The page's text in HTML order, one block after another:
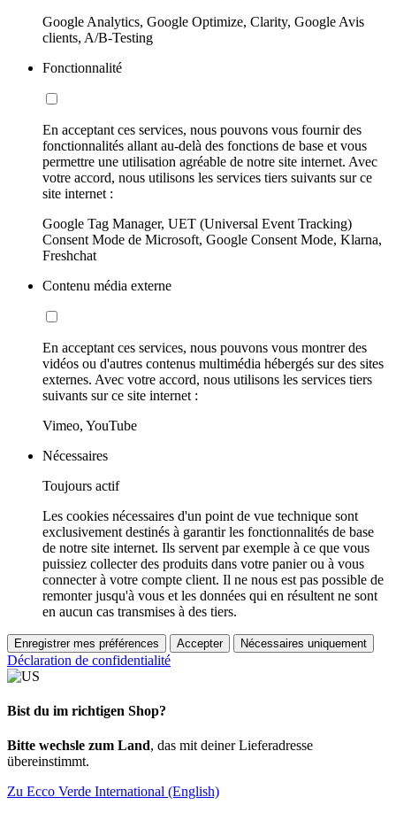
Google Analytics, Google Optimize, Clarity, Google Avis
clients, A/B-Testing
Fonctionnalité
En acceptant ces services, nous pouvons vous fournir des
fonctionnalités allant au-delà des fonctions de base et vous
permettre une utilisation agréable de notre site internet. Avec
votre accord, nous utilisons les services tiers suivants sur ce
site internet :
Google Tag Manager, UET (Universal Event Tracking)
Consent Mode de Microsoft, Google Consent Mode, Klarna,
Freshchat
Contenu média externe
En acceptant ces services, nous pouvons vous montrer des
vidéos ou d'autres contenus multimédia hébergés sur des sites
externes. Avec votre accord, nous utilisons les services tiers
suivants sur ce site internet :
Vimeo, YouTube
Nécessaires
Toujours actif
Les cookies nécessaires d'un point de vue technique sont
exclusivement destinés à garantir les fonctionnalités de base
de notre site internet. Ils servent par exemple à ce que vous
puissiez collecter des produits dans votre panier ou à vous
connecter à votre compte client. Il ne nous est pas possible de
remonter jusqu'à vous et les données qui en résultent ne sont
en aucun cas transmises à des tiers.
Enregistrer mes préférences Accepter Nécessaires uniquement
Déclaration de confidentialité
Bist du im richtigen Shop?
Bitte wechsle zum Land, das mit deiner Lieferadresse
übereinstimmt.
Zu Ecco Verde International (English)